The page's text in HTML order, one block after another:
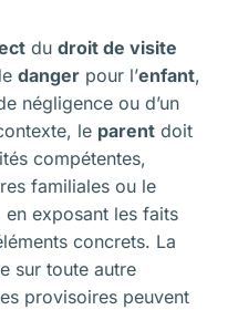
du droit de visite
danger pour l’enfant,
négligence ou d’un
le parent doit
compétentes,
familiales ou le
exposant les faits
concrets. La
sur toute autre
provisoires peuvent